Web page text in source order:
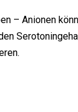
– Anionen